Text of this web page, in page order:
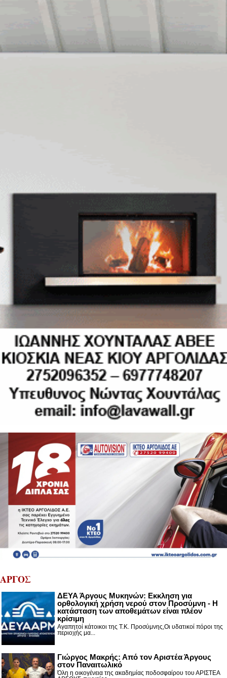
ΑΡΓΟΣ
ΔΕΥΑ Άργους Μυκηνών: Εκκληση για
ορθολογική χρήση νερού στον Προσύμνη - Η
κατάσταση των αποθεμάτων είναι πλέον
κρίσιμη
Αγαπητοί κάτοικοι της Τ.Κ. Προσύμνης,Οι υδατικοί πόροι της
περιοχής μα...
Γιώργος Μακρής: Από τον Αριστέα Άργους
στον Παναιτωλικό
Όλη η οικογένεια της ακαδημίας ποδοσφαίρου του ΑΡΙΣΤΕΑ